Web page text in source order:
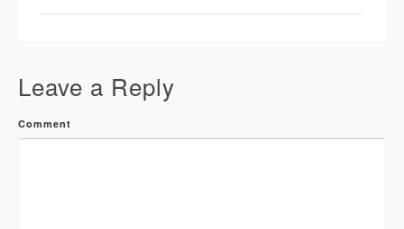
Leave a Reply
Comment